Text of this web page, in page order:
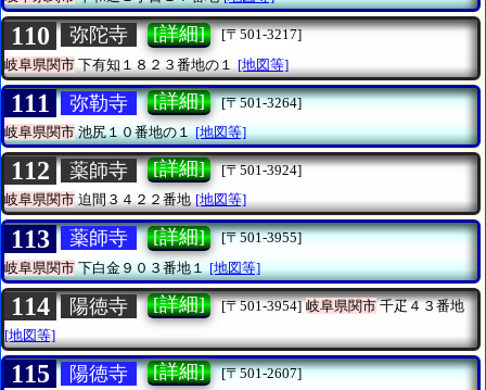
110 弥陀寺 [詳細]
[〒501-3217]
岐阜県関市 下有知１８２３番地の１ [地図等]
111 弥勒寺 [詳細]
[〒501-3264]
岐阜県関市池尻１０番地の１ [地図等]
112 薬師寺 [詳細]
[〒501-3924]
岐阜県関市迫間３４２２番地 [地図等]
113 薬師寺 [詳細]
[〒501-3955]
岐阜県関市下白金９０３番地１ [地図等]
114 陽徳寺 [詳細] [〒501-3954] 岐阜県関市千疋４３番地
[地図等]
115 陽徳寺 [詳細]
[〒501-2607]